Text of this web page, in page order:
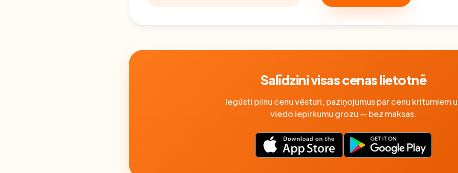
Salīdzini visas cenas lietotnē
Iegūsti pilnu cenu vēsturi, paziņojumus par cenu kritumiem
viedo iepirkumu grozu — bez maksas.